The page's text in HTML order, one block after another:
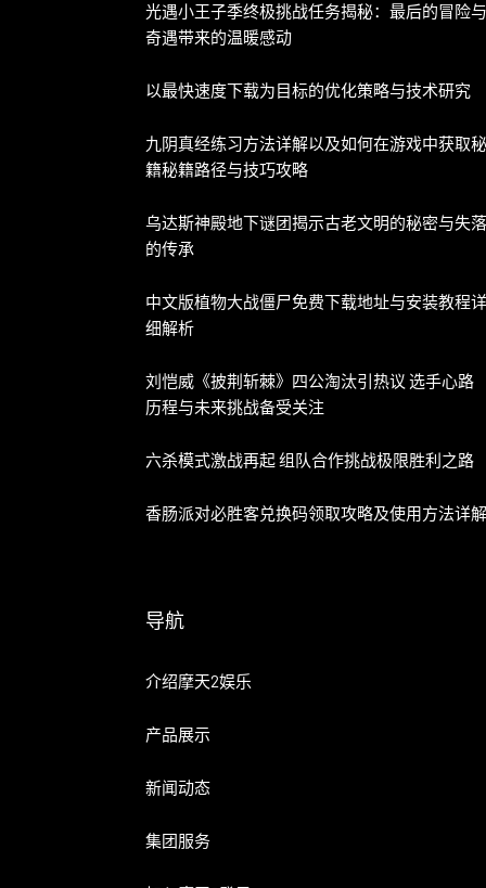
光遇小王子季终极挑战任务揭秘：最后的冒险与
奇遇带来的温暖感动
以最快速度下载为目标的优化策略与技术研究
九阴真经练习方法详解以及如何在游戏中获取秘
籍秘籍路径与技巧攻略
乌达斯神殿地下谜团揭示古老文明的秘密与失落
的传承
中文版植物大战僵尸免费下载地址与安装教程详
细解析
刘恺威《披荆斩棘》四公淘汰引热议 选手心路
历程与未来挑战备受关注
六杀模式激战再起 组队合作挑战极限胜利之路
香肠派对必胜客兑换码领取攻略及使用方法详解
导航
介绍摩天2娱乐
产品展示
新闻动态
集团服务